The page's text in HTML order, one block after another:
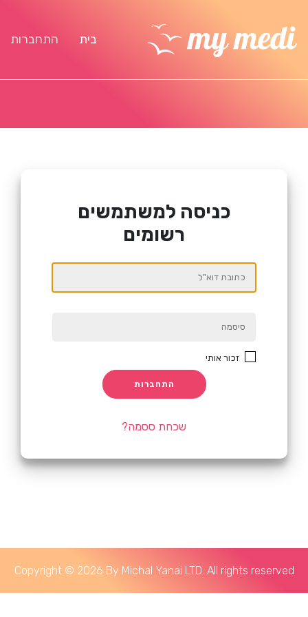
בית התחברות
כניסה למשתמשים
רשומים
זכור אותי
התחברות
?שכחת ססמה
Copyright © 2026 By Michal Yanai LTD. All rights reserved